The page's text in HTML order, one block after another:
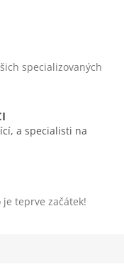
specializovaných
a specialisti na
teprve začátek!